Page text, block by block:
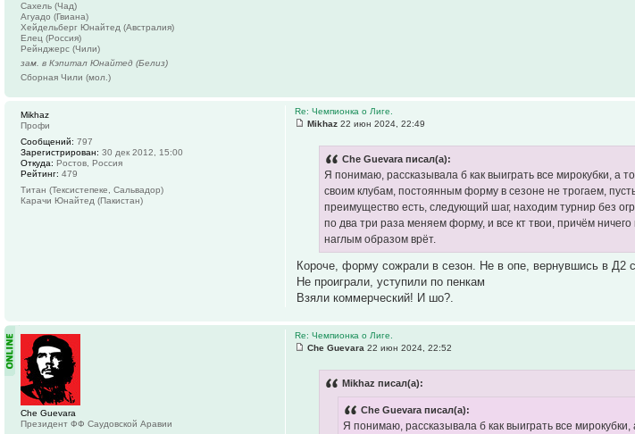
Сахель (Чад)
Агуадо (Гвиана)
Хейдельберг Юнайтед (Австралия)
Елец (Россия)
Рейнджерс (Чили)
зам. в Кэпитал Юнайтед (Белиз)
Сборная Чили (мол.)
Re: Чемпионка о Лиге.
Mikhaz 22 июн 2024, 22:49
Che Guevara писал(а):
Я понимаю, рассказывала б как выиграть все мирокубки, а
своим клубам, постоянным форму в сезоне не трогаем,
преимущество есть, следующий шаг, находим турнир без
по два три раза меняем форму, и все кт твои, причём
наглым образом врёт.
Короче, форму сожрали в сезон. Не в опе, вернувшись в Д2
Не проиграли, уступили по пенкам
Взяли коммерческий! И шо?.
Mikhaz
Профи
Сообщений: 797
Зарегистрирован: 30 дек 2012, 15:00
Откуда: Ростов, Россия
Рейтинг: 479
Титан (Тексистепеке, Сальвадор)
Карачи Юнайтед (Пакистан)
Re: Чемпионка о Лиге.
Che Guevara 22 июн 2024, 22:52
Mikhaz писал(а):
Che Guevara писал(а):
Я понимаю, рассказывала б как выиграть все
Che Guevara
Президент ФФ Саудовской Аравии